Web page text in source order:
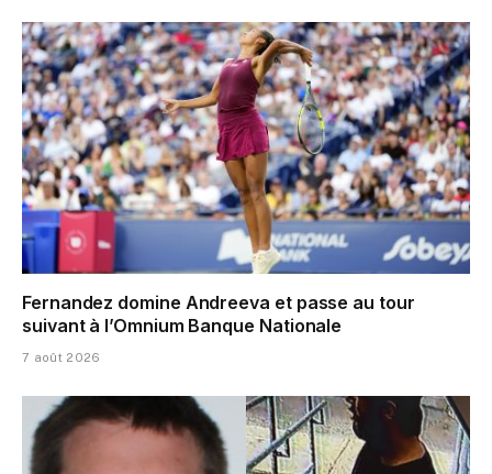
Fernandez domine Andreeva et passe au tour
suivant à l’Omnium Banque Nationale
7 août 2026